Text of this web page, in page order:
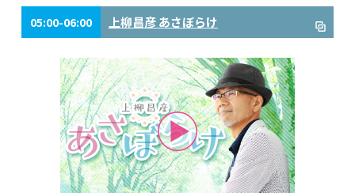
05:00-06:00 上柳昌彦 あさぼらけ